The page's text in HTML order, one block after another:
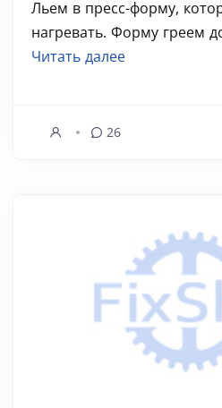
Льем в пресс-форму,
нагревать. Форму греем
Читать далее
26